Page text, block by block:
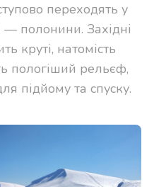
переходять у
— полонини. Західні
круті, натомість
пологіший рельєф,
підйому та спуску.